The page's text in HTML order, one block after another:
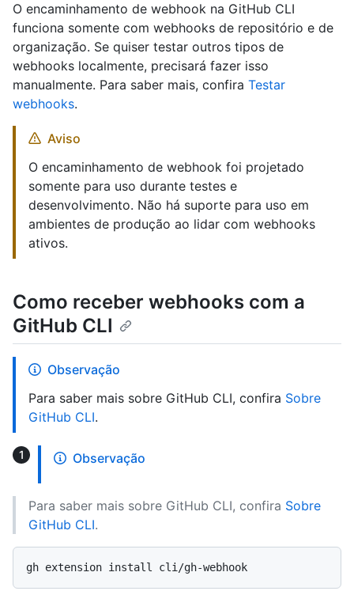
O encaminhamento de webhook na GitHub CLI
funciona somente com webhooks de repositório e de
organização. Se quiser testar outros tipos de
webhooks localmente, precisará fazer isso
manualmente. Para saber mais, confira Testar
webhooks.
Aviso
O encaminhamento de webhook foi projetado
somente para uso durante testes e
desenvolvimento. Não há suporte para uso em
ambientes de produção ao lidar com webhooks
ativos.
Como receber webhooks com a
GitHub CLI
Observação
Para saber mais sobre GitHub CLI, confira Sobre
GitHub CLI.
Observação
Para saber mais sobre GitHub CLI, confira Sobre
GitHub CLI.